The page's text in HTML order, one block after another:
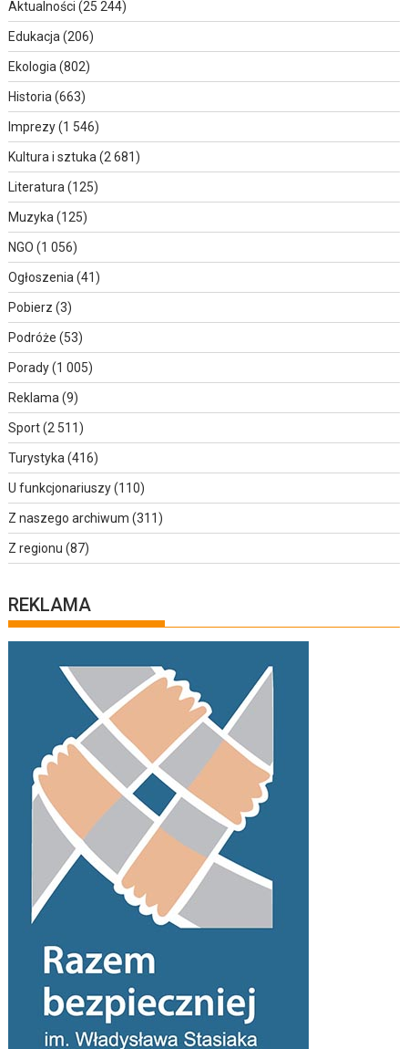
Aktualności (25 244)
Edukacja(206)
Ekologia(802)
Historia(663)
Imprezy(1 546)
Kultura i sztuka(2 681)
Literatura(125)
Muzyka(125)
NGO (1 056)
Ogłoszenia(41)
Pobierz (3)
Podróże (53)
Porady(1 005)
Reklama(9)
Sport(2 511)
Turystyka(416)
U funkcjonariuszy(110)
Z naszego archiwum (311)
Z regionu (87)
REKLAMA